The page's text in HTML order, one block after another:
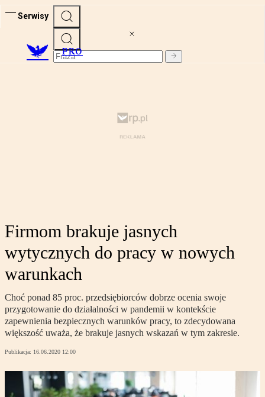
Serwisy
PRO
Firmom brakuje jasnych
wytycznych do pracy w nowych
warunkach
Choć ponad 85 proc. przedsiębiorców dobrze ocenia swoje
przygotowanie do działalności w pandemii w kontekście
zapewnienia bezpiecznych warunków pracy, to zdecydowana
większość uważa, że brakuje jasnych wskazań w tym zakresie.
Publikacja: 16.06.2020 12:00